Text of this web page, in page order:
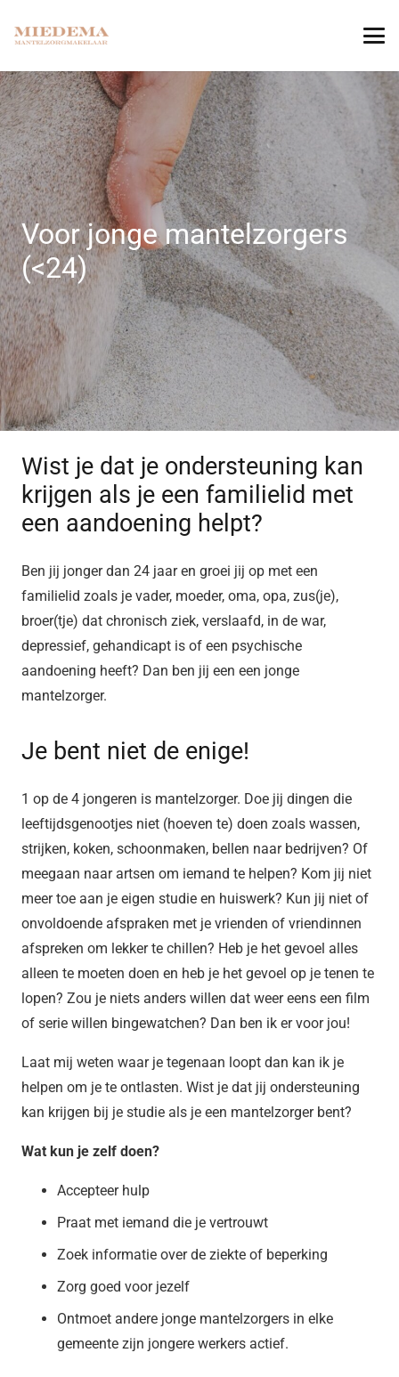
Voor jonge mantelzorgers
(<24)
Wist je dat je ondersteuning kan
krijgen als je een familielid met
een aandoening helpt?
Ben jij jonger dan 24 jaar en groei jij op met een
familielid zoals je vader, moeder, oma, opa, zus(je),
broer(tje) dat chronisch ziek, verslaafd, in de war,
depressief, gehandicapt is of een psychische
aandoening heeft? Dan ben jij een een jonge
mantelzorger.
Je bent niet de enige!
1 op de 4 jongeren is mantelzorger. Doe jij dingen die
leeftijdsgenootjes niet (hoeven te) doen zoals wassen,
strijken, koken, schoonmaken, bellen naar bedrijven? Of
meegaan naar artsen om iemand te helpen? Kom jij niet
meer toe aan je eigen studie en huiswerk? Kun jij niet of
onvoldoende afspraken met je vrienden of vriendinnen
afspreken om lekker te chillen? Heb je het gevoel alles
alleen te moeten doen en heb je het gevoel op je tenen te
lopen? Zou je niets anders willen dat weer eens een film
of serie willen bingewatchen? Dan ben ik er voor jou!
Laat mij weten waar je tegenaan loopt dan kan ik je
helpen om je te ontlasten. Wist je dat jij ondersteuning
kan krijgen bij je studie als je een mantelzorger bent?
Wat kun je zelf doen?
Accepteer hulp
Praat met iemand die je vertrouwt
Zoek informatie over de ziekte of beperking
Zorg goed voor jezelf
Ontmoet andere jonge mantelzorgers in elke
gemeente zijn jongere werkers actief.